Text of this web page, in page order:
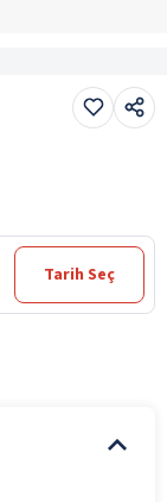
Tarih Seç